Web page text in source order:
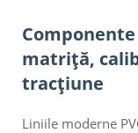
matriță,
tracțiune
Liniile moderne